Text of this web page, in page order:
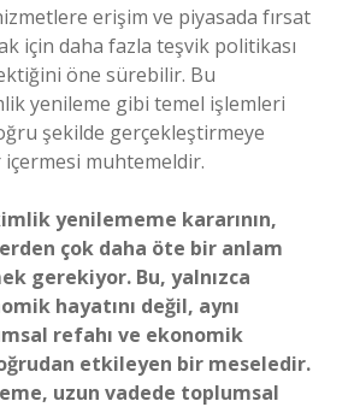
erişim ve piyasada fırsat
için daha fazla teşvik politikası
öne sürebilir. Bu
yenileme gibi temel işlemleri
şekilde gerçekleştirmeye
muhtemeldir.
yenilememe kararının,
çok daha öte bir anlam
gerekiyor. Bu, yalnızca
hayatını değil, aynı
refahı ve ekonomik
etkileyen bir meseledir.
uzun vadede toplumsal